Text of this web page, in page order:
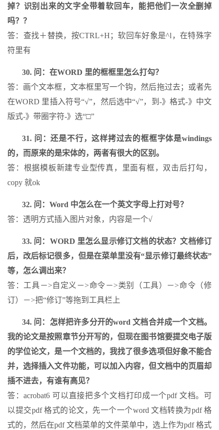
掉？识别出来的文字全带着软回车，能把他们一次全删掉
吗？？
答：查找＋替换，按CTRL+H；软回车好象是^l，在特殊字
符里有
30. 问：在WORD 里的框框里怎么打勾？
答：画个文本框，文本框里写一个钩，然后拖过去；或者先
在WORD 里插入符号“√”，然后选中“√”，到-》格式-》中文
版式-》带圈字符-》选“□”
31. 问：还是不行，这样拷过去的框框字体是windings
的，而原来的是宋体的，两者有很大的区别。
答：根据模板新建专业型传真，里面有框，双击后打勾，
copy 就ok
32. 问：Word 中怎么在一个英文字母上打对号？
答：透明方式插入图片对象，内容是一个√
33. 问：WORD 里怎么显示修订文档的状态？文档修订
后，改后标记很多，但是在菜单里没有“显示修订最终状态”
等，怎么调出来？
答：工具－>自定义－>命令－>类别（工具）－>命令（修
订）－>把“修订”等拖到工具栏上
34. 问：怎样把许多分开的word 文档合并成一个文档。
我的论文是按照章节分开写的，但现在图书馆要提交电子版
的学位论文，是一个文档的，我找了很多选项但好象不能合
并，选择插入文件功能，可以加入内容，但文档中的页眉却
插不进去，有谁有高见？
答：acrobat6 可以直接把多个文档打印成一个pdf 文档。可
以提交pdf 格式的论文，先一个一个word 文档转换为pdf 格
式的，然后在pdf 文档菜单的文件菜单中，选上作为pdf 格式